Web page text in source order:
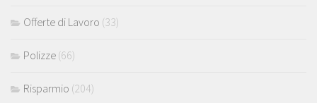
Offerte di Lavoro (33)
Polizze (66)
Risparmio (204)